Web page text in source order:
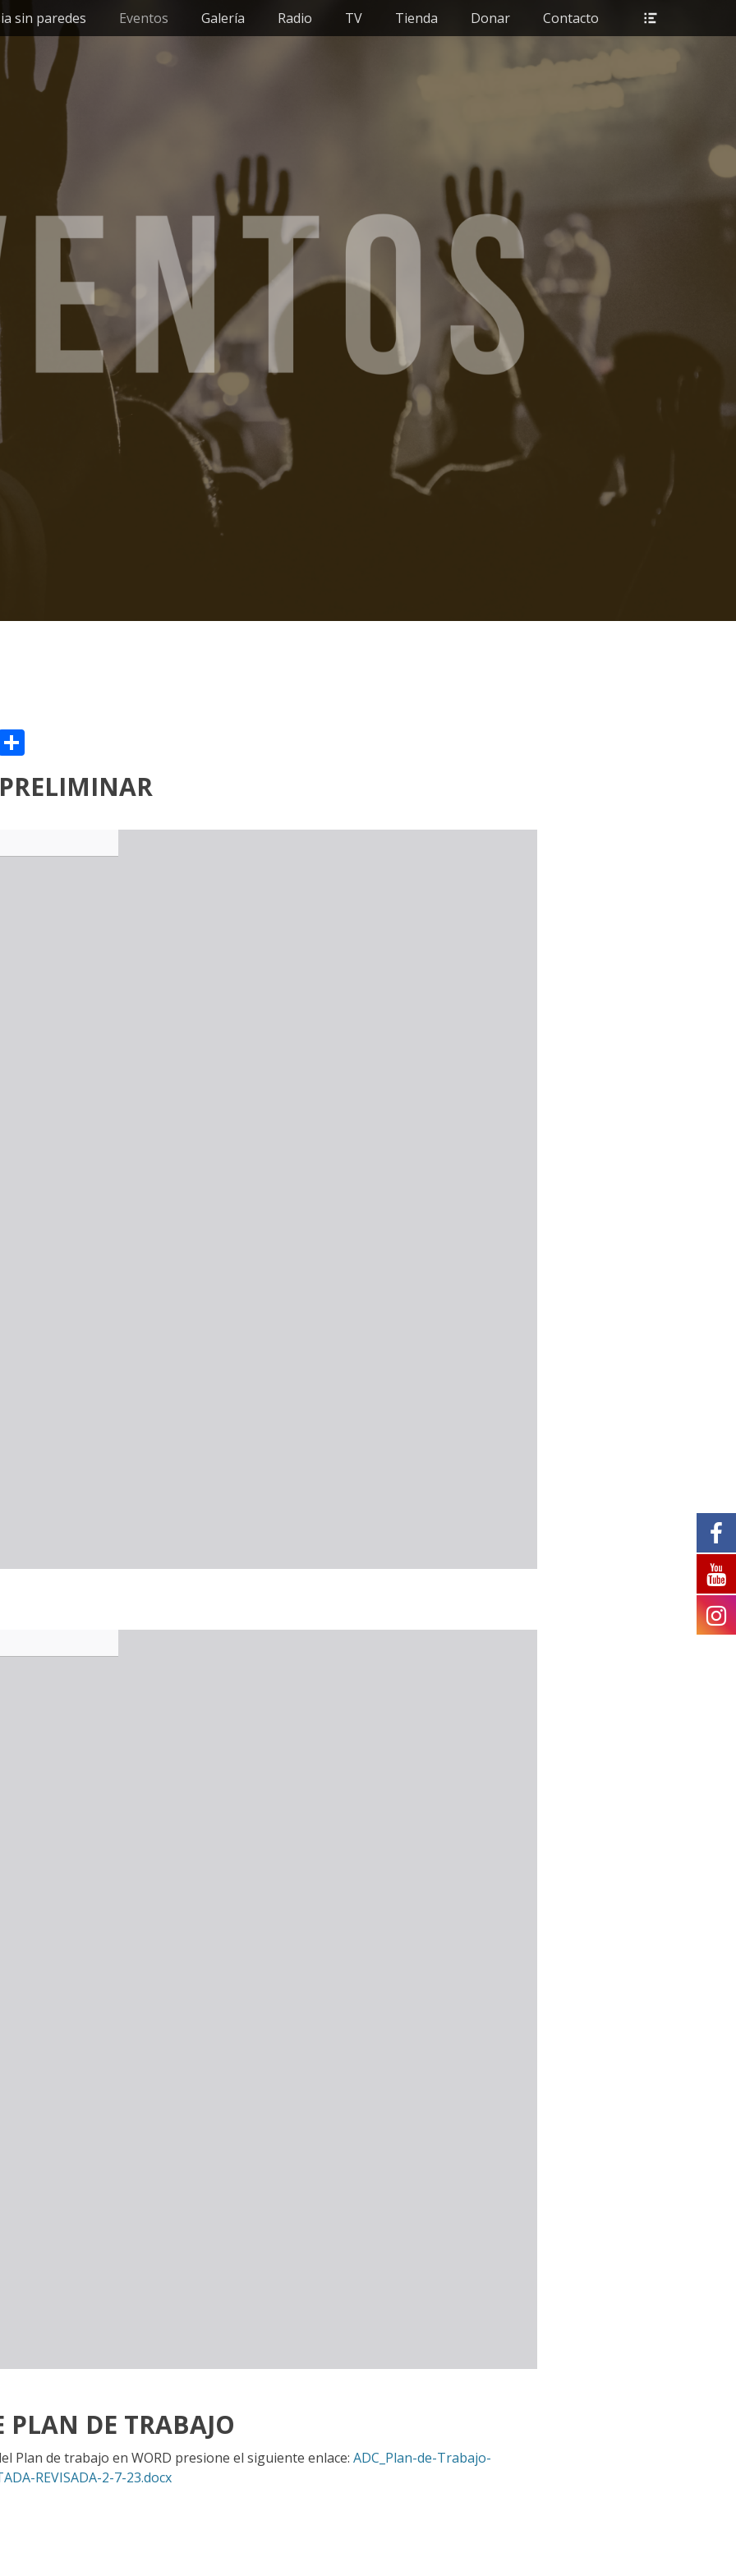
sin paredes Eventos Galería Radio TV Tienda Donar Contacto
DE TRABAJO
Plan de trabajo en WORD presione el siguiente enlace: ADC_Plan-de-Trabajo-
REVISADA-2-7-23.docx